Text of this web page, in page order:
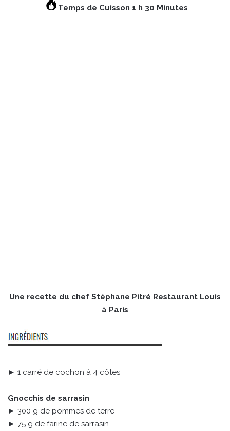
Temps de Cuisson 1 h 30 Minutes
Une recette du chef Stéphane Pitré Restaurant Louis
à Paris
► 1 carré de cochon à 4 côtes
Gnocchis de sarrasin
► 300 g de pommes de terre
► 75 g de farine de sarrasin